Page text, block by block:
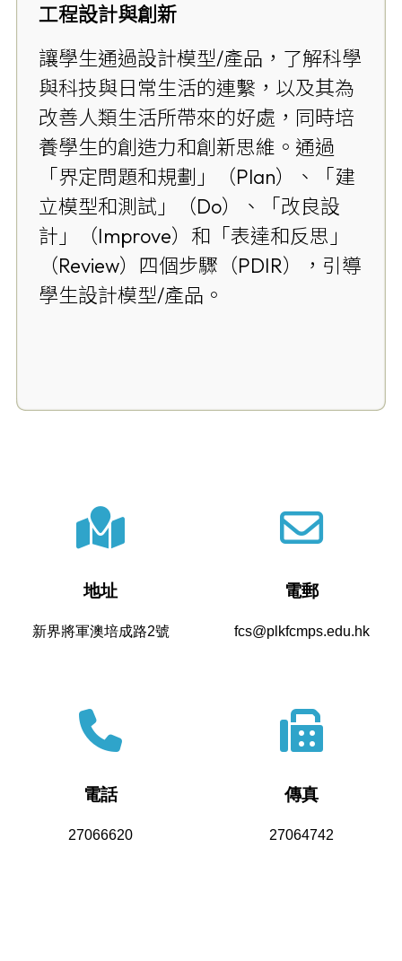
工程設計與創新
讓學生通過設計模型/產品，了解科學
與科技與日常生活的連繫，以及其為
改善人類生活所帶來的好處，同時培
養學生的創造力和創新思維。通過
「界定問題和規劃」（Plan）、「建
立模型和測試」（Do）、「改良設
計」（Improve）和「表達和反思」
（Review）四個步驟（PDIR），引導
學生設計模型/產品。
地址
新界將軍澳培成路2號
電郵
fcs@plkfcmps.edu.hk
電話
27066620
傳真
27064742